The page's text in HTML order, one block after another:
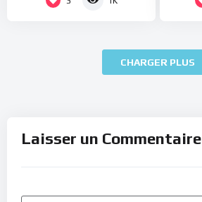
CHARGER PLUS
Laisser un Commentaire